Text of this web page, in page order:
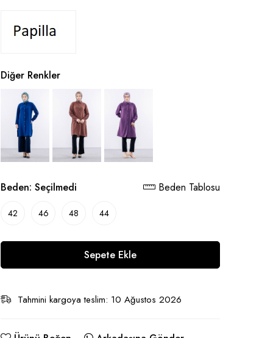
Diğer Renkler
Beden: Seçilmedi Beden Tablosu
42 46 48 44
Sepete Ekle
Tahmini kargoya teslim: 10 Ağustos 2026